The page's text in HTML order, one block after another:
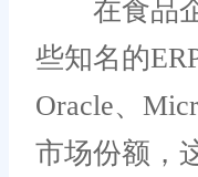
在食品企
些知名的
Oracle、
市场份额，